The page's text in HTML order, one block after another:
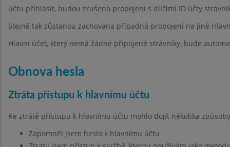
účtu přihlásit, budou zrušena propojení s dílčími ID účty
Stejně tak zůstanou zachována případná propojení na jiné
Hlavní účet, který nemá žádné připojené strávníky, bude
Obnova hesla
Ztráta přístupu k hlavnímu účtu
Ke ztrátě přístupu k hlavnímu účtu mohlo dojít několika
Zapomněl jsem heslo k hlavnímu účtu